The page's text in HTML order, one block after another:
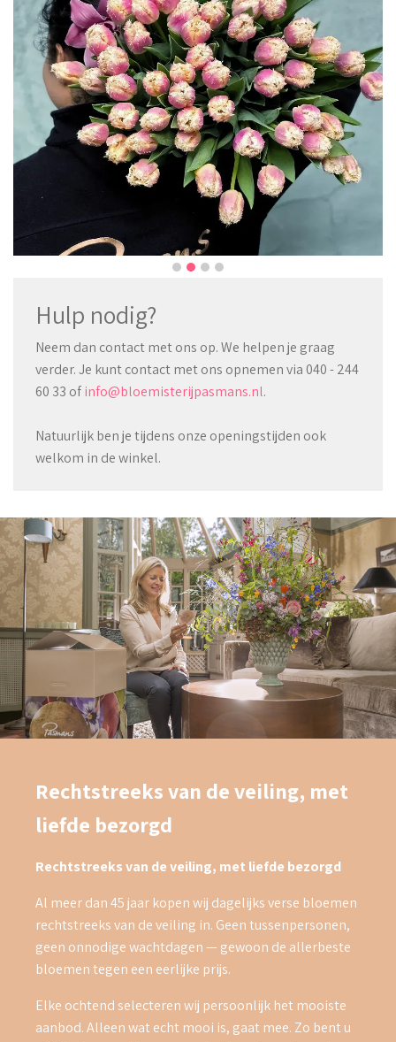
Hulp nodig?
Neem dan contact met ons op. We helpen je graag
verder. Je kunt contact met ons opnemen via 040 - 244
60 33 ofinfo@bloemisterijpasmans.nl.
Natuurlijk ben je tijdens onze openingstijden ook
welkom in de winkel.
Rechtstreeks van de veiling, met
liefde bezorgd
Rechtstreeks van de veiling, met liefde bezorgd
Al meer dan 45 jaar kopen wij dagelijks verse bloemen
rechtstreeks van de veiling in. Geen tussenpersonen,
geen onnodige wachtdagen — gewoon de allerbeste
bloemen tegen een eerlijke prijs.
Elke ochtend selecteren wij persoonlijk het mooiste
aanbod. Alleen wat echt mooi is, gaat mee. Zo bent u